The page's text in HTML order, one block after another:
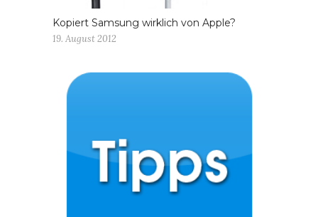
Kopiert Samsung wirklich von Apple?
19. August 2012